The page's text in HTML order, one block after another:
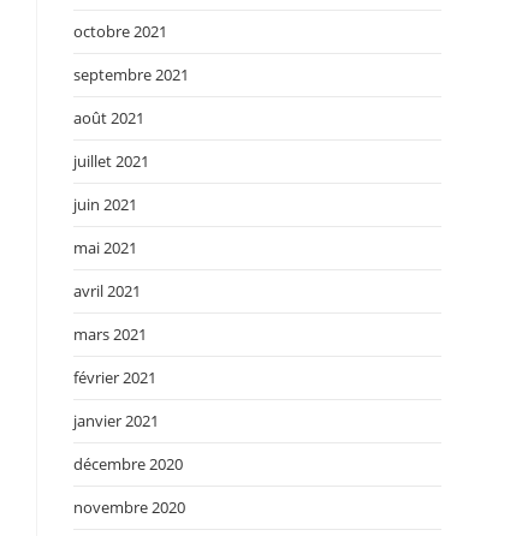
octobre 2021
septembre 2021
août 2021
juillet 2021
juin 2021
mai 2021
avril 2021
mars 2021
février 2021
janvier 2021
décembre 2020
novembre 2020